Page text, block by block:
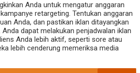
Anda untuk mengatur anggaran
retargeting. Tentukan anggaran
Anda, dan pastikan iklan ditayangkan
dapat melakukan penjadwalan iklan
Anda lebih aktif, seperti sore atau
lebih cenderung memeriksa media